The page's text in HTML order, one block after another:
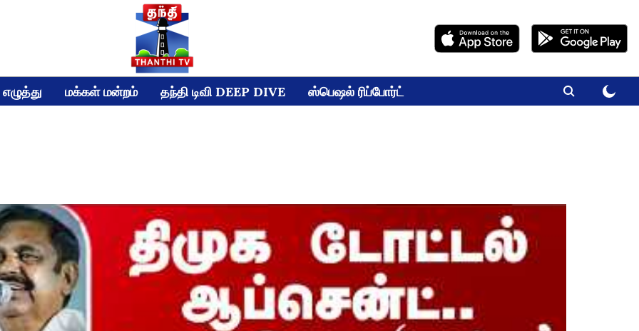
மக்கள் மன்றம் தந்தி டிவி DEEP DIVE ஸ்பெஷல் ரிப்போர்ட்